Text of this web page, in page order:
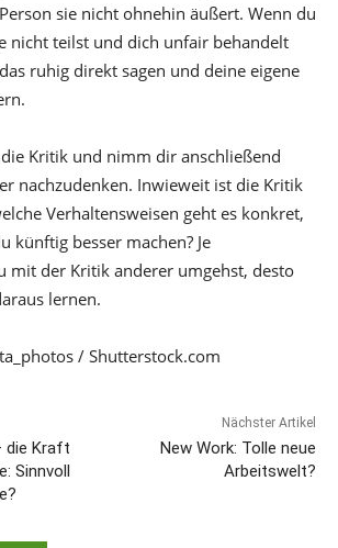
sie nicht ohnehin äußert. Wenn du
nicht teilst und dich unfair behandelt
ruhig direkt sagen und deine eigene
Kritik und nimm dir anschließend
nachzudenken. Inwieweit ist die Kritik
Verhaltensweisen geht es konkret,
künftig besser machen? Je
mit der Kritik anderer umgehst, desto
lernen.
/ Shutterstock.com
die Kraft
Sinnvoll
Nächster Artikel
New Work: Tolle neue
Arbeitswelt?